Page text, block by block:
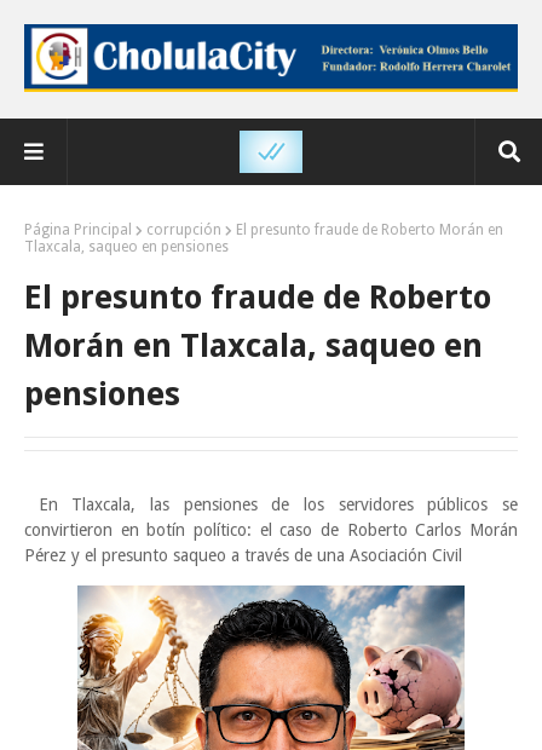
Página Principal corrupción
El presunto fraude de Roberto Morán en
Tlaxcala, saqueo en pensiones
El presunto fraude de Roberto
Morán en Tlaxcala, saqueo en
pensiones
En Tlaxcala, las pensiones de los servidores públicos se
convirtieron en botín político: el caso de Roberto Carlos Morán
Pérez y el presunto saqueo a través de una Asociación Civil